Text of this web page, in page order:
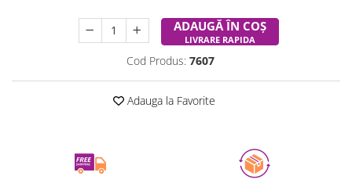
ADAUGĂ ÎN COȘ
LIVRARE RAPIDA
Cod Produs: 7607
Adauga la Favorite